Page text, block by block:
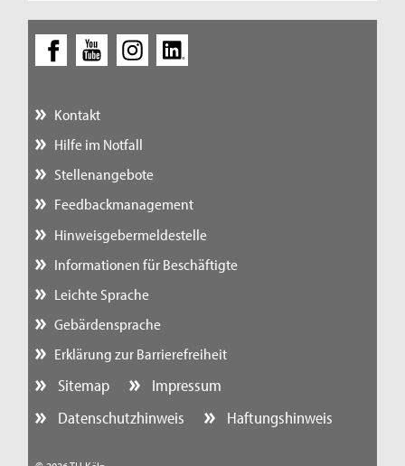
Kontakt
Hilfe im Notfall
Stellenangebote
Feedbackmanagement
Hinweisgebermeldestelle
Informationen für Beschäftigte
Leichte Sprache
Gebärdensprache
Erklärung zur Barrierefreiheit
Sitemap
Impressum
Datenschutzhinweis
Haftungshinweis